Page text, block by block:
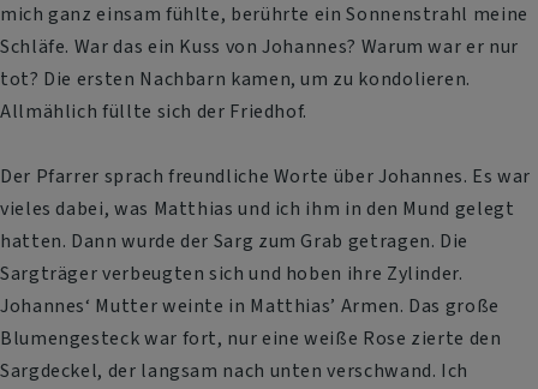
mich ganz einsam fühlte, berührte ein Sonnenstrahl meine
Schläfe. War das ein Kuss von Johannes? Warum war er nur
tot? Die ersten Nachbarn kamen, um zu kondolieren.
Allmählich füllte sich der Friedhof.
Der Pfarrer sprach freundliche Worte über Johannes. Es war
vieles dabei, was Matthias und ich ihm in den Mund gelegt
hatten. Dann wurde der Sarg zum Grab getragen. Die
Sargträger verbeugten sich und hoben ihre Zylinder.
Johannes‘ Mutter weinte in Matthias’ Armen. Das große
Blumengesteck war fort, nur eine weiße Rose zierte den
Sargdeckel, der langsam nach unten verschwand. Ich